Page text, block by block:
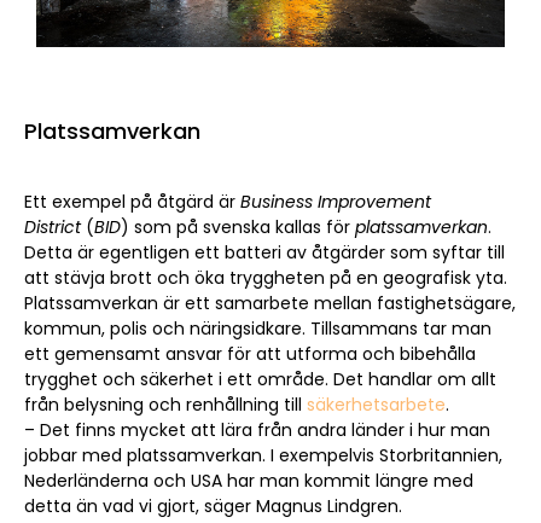
Platssamverkan
Ett exempel på åtgärd är Business Improvement
District (BID) som på svenska kallas för platssamverkan.
Detta är egentligen ett batteri av åtgärder som syftar till
att stävja brott och öka tryggheten på en geografisk yta.
Platssamverkan är ett samarbete mellan fastighetsägare,
kommun, polis och näringsidkare. Tillsammans tar man
ett gemensamt ansvar för att utforma och bibehålla
trygghet och säkerhet i ett område. Det handlar om allt
från belysning och renhållning till säkerhetsarbete.
– Det finns mycket att lära från andra länder i hur man
jobbar med platssamverkan. I exempelvis Storbritannien,
Nederländerna och USA har man kommit längre med
detta än vad vi gjort, säger Magnus Lindgren.